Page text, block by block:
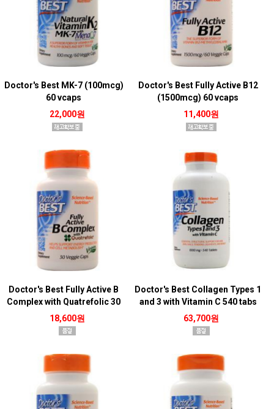
Doctor's Best MK-7 (100mcg)
60 vcaps
22,000원
Doctor's Best Fully Active B12
(1500mcg) 60 vcaps
11,400원
Doctor's Best Fully Active B
Complex with Quatrefolic 30
vcaps
18,600원
Doctor's Best Collagen Types 1
and 3 with Vitamin C 540 tabs
63,700원